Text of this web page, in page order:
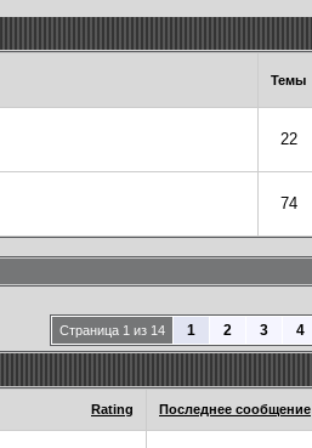
Темы
22
74
Страница 1 из 14 1 2 3 4
Rating Последнее сообщение